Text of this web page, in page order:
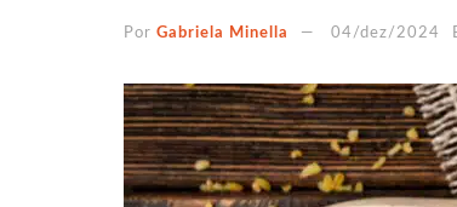
Por Gabriela Minella 04/dez/2024